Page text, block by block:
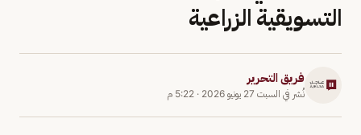
التسويقية الزراعية
فريق التحرير
نُشر في السبت 27 يونيو 2026 · 5:22 م